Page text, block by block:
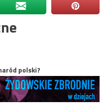
polski?